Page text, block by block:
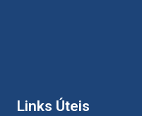
Links Úteis